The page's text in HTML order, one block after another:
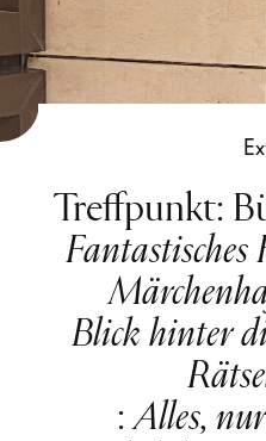
Treffpunkt:
Blick hinter
:Alles,